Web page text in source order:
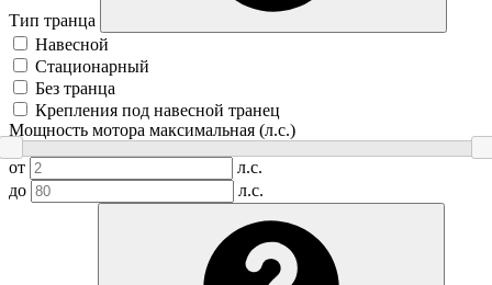
Тип транца
Навесной
Стационарный
Без транца
Крепления под навесной транец
Мощность мотора максимальная (л.с.)
от
л.с.
до
л.с.